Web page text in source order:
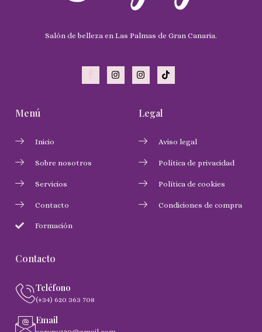
Salón de belleza en Las Palmas de Gran Canaria.
Menú
Inicio
Sobre nosotros
Servicios
Contacto
Formación
Legal
Aviso legal
Política de privacidad
Política de cookies
Condiciones de compra
Contacto
Teléfono
(+34) 620 363 708
Email